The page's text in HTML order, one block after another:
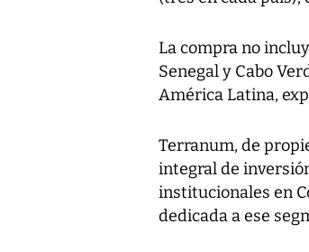
La compra no
Senegal y Cabo
América Latina,
Terranum, de
integral de
institucionales en
dedicada a ese